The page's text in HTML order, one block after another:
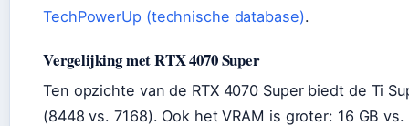
TechPowerUp (technische database).
Vergelijking met RTX 4070 Super
Ten opzichte van de RTX 4070 Super biedt de Ti
(8448 vs. 7168). Ook het VRAM is groter: 16 GB vs.